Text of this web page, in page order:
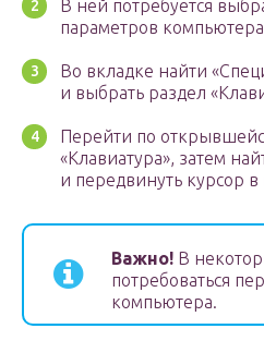
В ней потребуется
параметров
Во вкладке найти
и выбрать раздел
Перейти по
«Клавиатура», затем
и передвинуть курсор
Важно! В
потребоваться
компьютера.